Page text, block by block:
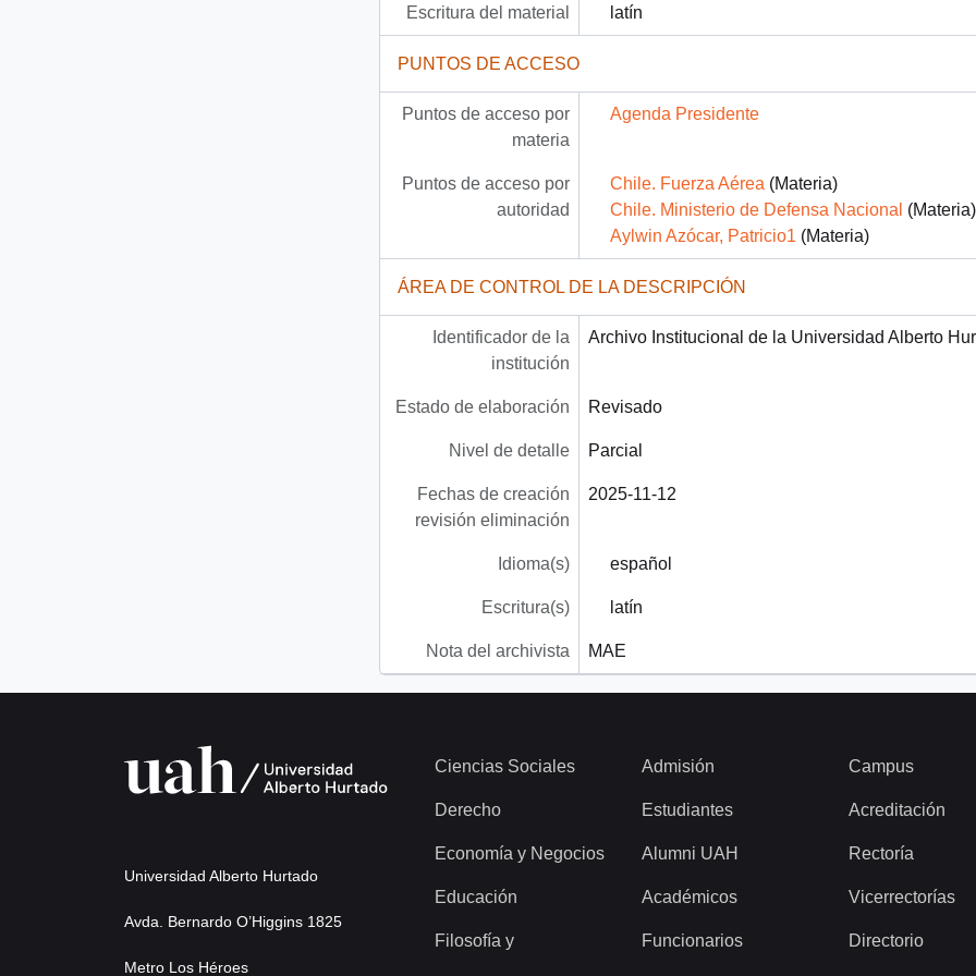
Escritura del material latín
PUNTOS DE ACCESO
Puntos de acceso por
materia
Agenda Presidente
Puntos de acceso por
autoridad
Chile. Fuerza Aérea (Materia)
Chile. Ministerio de Defensa Nacional (Materia)
Aylwin Azócar, Patricio1 (Materia)
ÁREA DE CONTROL DE LA DESCRIPCIÓN
Identificador de la
institución
Archivo Institucional de la Universidad Alberto
Estado de elaboración Revisado
Nivel de detalle Parcial
Fechas de creación
revisión eliminación
2025-11-12
Idioma(s) español
Escritura(s) latín
Nota del archivista MAE
Universidad Alberto Hurtado
Avda. Bernardo O’Higgins 1825
Metro Los Héroes
Ciencias Sociales
Derecho
Economía y Negocios
Educación
Filosofía y
Admisión
Estudiantes
Alumni UAH
Académicos
Funcionarios
Campus
Acreditación
Rectoría
Vicerrectorías
Directorio